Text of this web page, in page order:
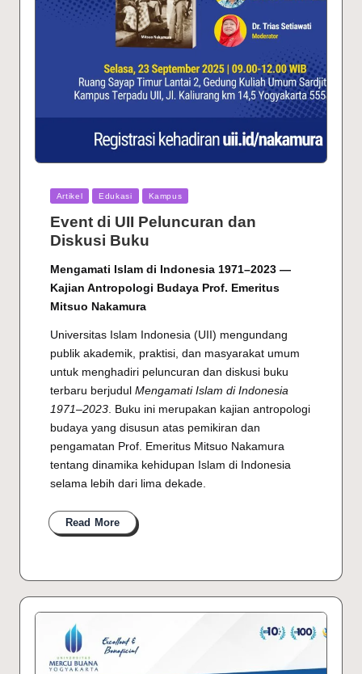
Posted
Artikel Edukasi Kampus
Event di UII Peluncuran dan
Diskusi Buku
Mengamati Islam di Indonesia 1971–2023 —
Kajian Antropologi Budaya Prof. Emeritus
Mitsuo Nakamura
Universitas Islam Indonesia (UII) mengundang
publik akademik, praktisi, dan masyarakat umum
untuk menghadiri peluncuran dan diskusi buku
terbaru berjudul Mengamati Islam di Indonesia
1971–2023. Buku ini merupakan kajian antropologi
budaya yang disusun atas pemikiran dan
pengamatan Prof. Emeritus Mitsuo Nakamura
tentang dinamika kehidupan Islam di Indonesia
selama lebih dari lima dekade.
Read More